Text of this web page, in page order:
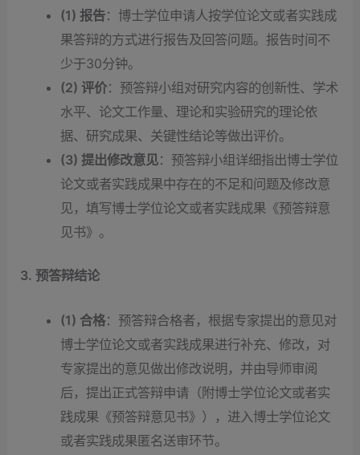
(1) 报告：博士学位申请人按学位论文或者实践成
果答辩的方式进行报告及回答问题。报告时间不
少于30分钟。
(2) 评价：预答辩小组对研究内容的创新性、学术
水平、论文工作量、理论和实验研究的理论依
据、研究成果、关键性结论等做出评价。
(3) 提出修改意见：预答辩小组详细指出博士学位
论文或者实践成果中存在的不足和问题及修改意
见，填写博士学位论文或者实践成果《预答辩意
见书》。
3. 预答辩结论
(1) 合格：预答辩合格者，根据专家提出的意见对
博士学位论文或者实践成果进行补充、修改，对
专家提出的意见做出修改说明，并由导师审阅
后，提出正式答辩申请（附博士学位论文或者实
践成果《预答辩意见书》），进入博士学位论文
或者实践成果匿名送审环节。